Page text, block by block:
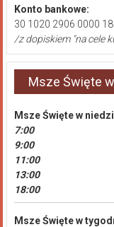
Konto bankowe:
30 1020 2906 0000
/z dopiskiem "na cele
Msze Święte
Msze Świętew
7:00
9:00
11:00
13:00
18:00
Msze Święte w